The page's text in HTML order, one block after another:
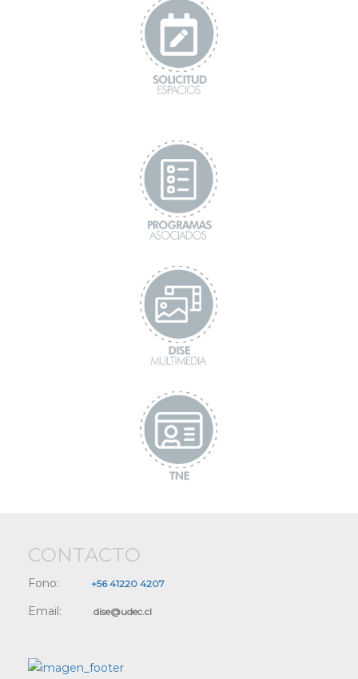
CONTACTO
Fono: +56 41220 4207
Email: dise@udec.cl